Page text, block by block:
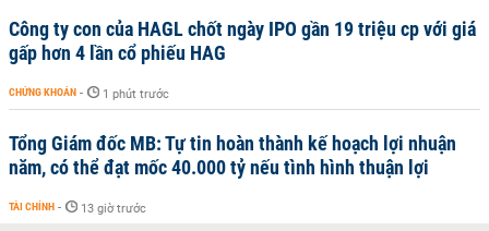
Công ty con của HAGL chốt ngày IPO gần 19 triệu cp với giá
gấp hơn 4 lần cổ phiếu HAG
CHỨNG KHOÁN - 1 phút trước
Tổng Giám đốc MB: Tự tin hoàn thành kế hoạch lợi nhuận
năm, có thể đạt mốc 40.000 tỷ nếu tình hình thuận lợi
TÀI CHÍNH - 13 giờ trước